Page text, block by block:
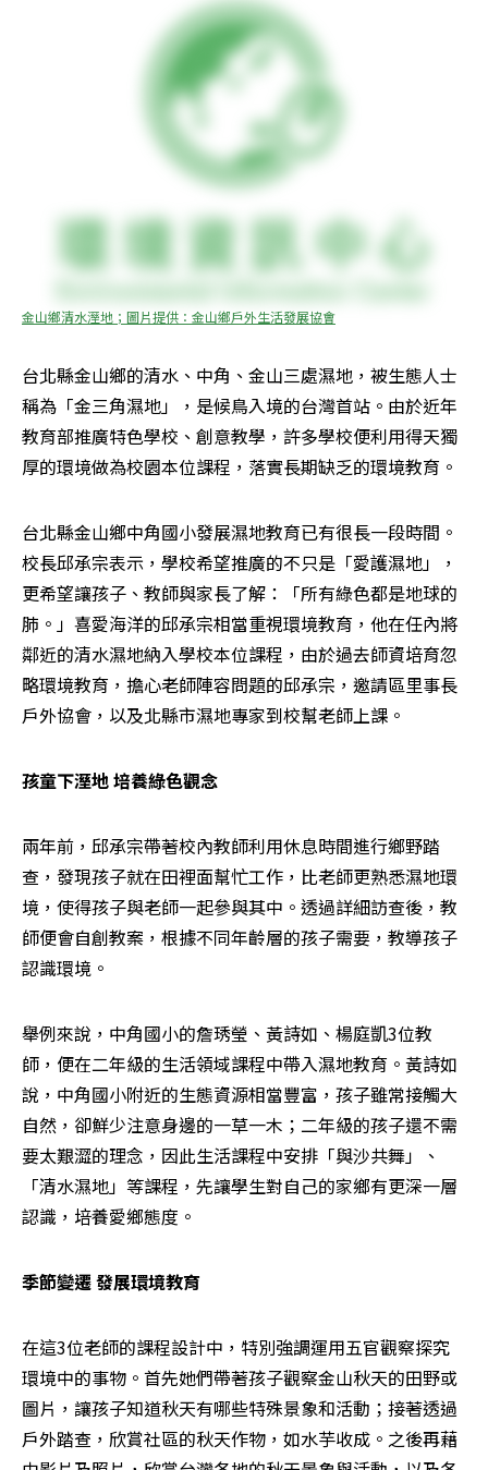
金山鄉清水溼地；圖片提供：金山鄉戶外生活發展協會
台北縣金山鄉的清水、中角、金山三處濕地，被生態人士
稱為「金三角濕地」，是候鳥入境的台灣首站。由於近年
教育部推廣特色學校、創意教學，許多學校便利用得天獨
厚的環境做為校園本位課程，落實長期缺乏的環境教育。
台北縣金山鄉中角國小發展濕地教育已有很長一段時間。
校長邱承宗表示，學校希望推廣的不只是「愛護濕地」，
更希望讓孩子、教師與家長了解：「所有綠色都是地球的
肺。」喜愛海洋的邱承宗相當重視環境教育，他在任內將
鄰近的清水濕地納入學校本位課程，由於過去師資培育忽
略環境教育，擔心老師陣容問題的邱承宗，邀請區里事長
戶外協會，以及北縣市濕地專家到校幫老師上課。
孩童下溼地 培養綠色觀念
兩年前，邱承宗帶著校內教師利用休息時間進行鄉野踏
查，發現孩子就在田裡面幫忙工作，比老師更熟悉濕地環
境，使得孩子與老師一起參與其中。透過詳細訪查後，教
師便會自創教案，根據不同年齡層的孩子需要，教導孩子
認識環境。
舉例來說，中角國小的詹琇瑩、黃詩如、楊庭凱3位教
師，便在二年級的生活領域課程中帶入濕地教育。黃詩如
說，中角國小附近的生態資源相當豐富，孩子雖常接觸大
自然，卻鮮少注意身邊的一草一木；二年級的孩子還不需
要太艱澀的理念，因此生活課程中安排「與沙共舞」、
「清水濕地」等課程，先讓學生對自己的家鄉有更深一層
認識，培養愛鄉態度。
季節變遷 發展環境教育
在這3位老師的課程設計中，特別強調運用五官觀察探究
環境中的事物。首先她們帶著孩子觀察金山秋天的田野或
圖片，讓孩子知道秋天有哪些特殊景象和活動；接著透過
戶外踏查，欣賞社區的秋天作物，如水芋收成。之後再藉